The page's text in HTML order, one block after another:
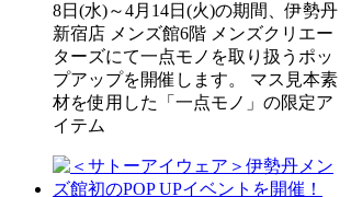
8日(水)～4月14日(火)の期間、伊勢丹
新宿店 メンズ館6階 メンズクリエー
ターズにて一点モノを取り扱うポッ
プアップを開催します。 マス見本素
材を使用した「一点モノ」の限定ア
イテム